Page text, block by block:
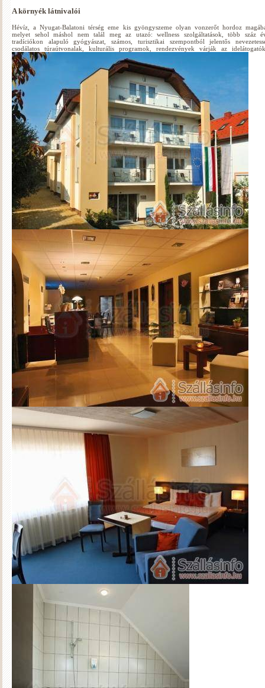
A környék látnivalói
Hévíz, a Nyugat-Balatoni térség eme kis gyöngyszeme olyan vonzerőt hordoz
melyet sehol máshol nem talál meg az utazó: wellness szolgáltatások, több száz
tradíciókon alapuló gyógyászat, számos, turisztikai szempontból jelentős
csodálatos túraútvonalak, kulturális programok, rendezvények várják az